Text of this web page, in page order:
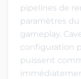
pipelines de
paramètres
gameplay.
configuration
puissent